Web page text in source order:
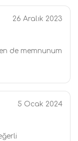
26 Aralık 2023
de memnunum
5 Ocak 2024